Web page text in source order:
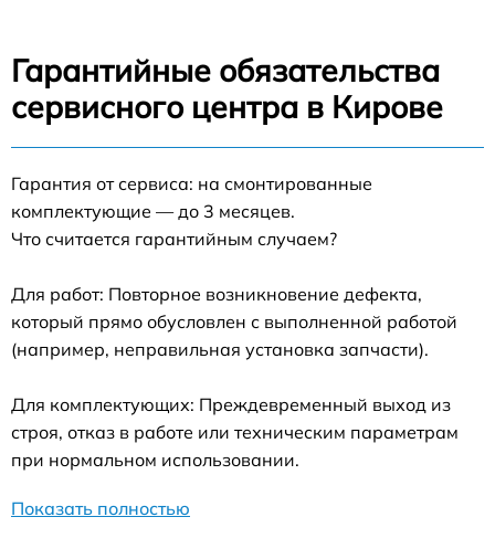
Гарантийные обязательства
сервисного центра в Кирове
Гарантия от сервиса: на смонтированные
комплектующие — до 3 месяцев.
Что считается гарантийным случаем?
Для работ: Повторное возникновение дефекта,
который прямо обусловлен с выполненной работой
(например, неправильная установка запчасти).
Для комплектующих: Преждевременный выход из
строя, отказ в работе или техническим параметрам
при нормальном использовании.
Показать полностью